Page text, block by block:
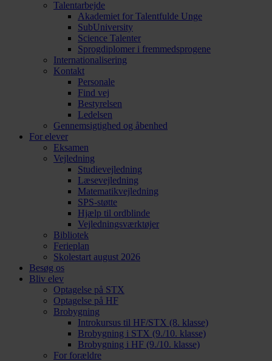
Talentarbejde
Akademiet for Talentfulde Unge
SubUniversity
Science Talenter
Sprogdiplomer i fremmedsprogene
Internationalisering
Kontakt
Personale
Find vej
Bestyrelsen
Ledelsen
Gennemsigtighed og åbenhed
For elever
Eksamen
Vejledning
Studievejledning
Læsevejledning
Matematikvejledning
SPS-støtte
Hjælp til ordblinde
Vejledningsværktøjer
Bibliotek
Ferieplan
Skolestart august 2026
Besøg os
Bliv elev
Optagelse på STX
Optagelse på HF
Brobygning
Introkursus til HF/STX (8. klasse)
Brobygning i STX (9./10. klasse)
Brobygning i HF (9./10. klasse)
For forældre